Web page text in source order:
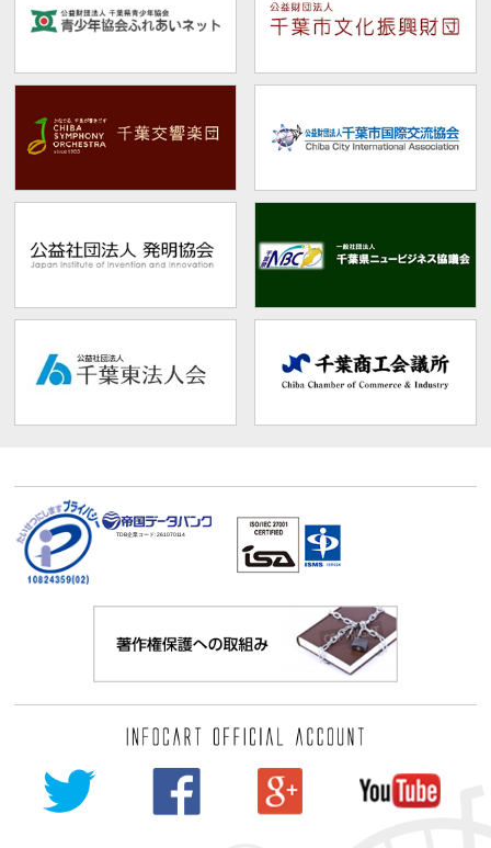
TDB企業コード:261070114